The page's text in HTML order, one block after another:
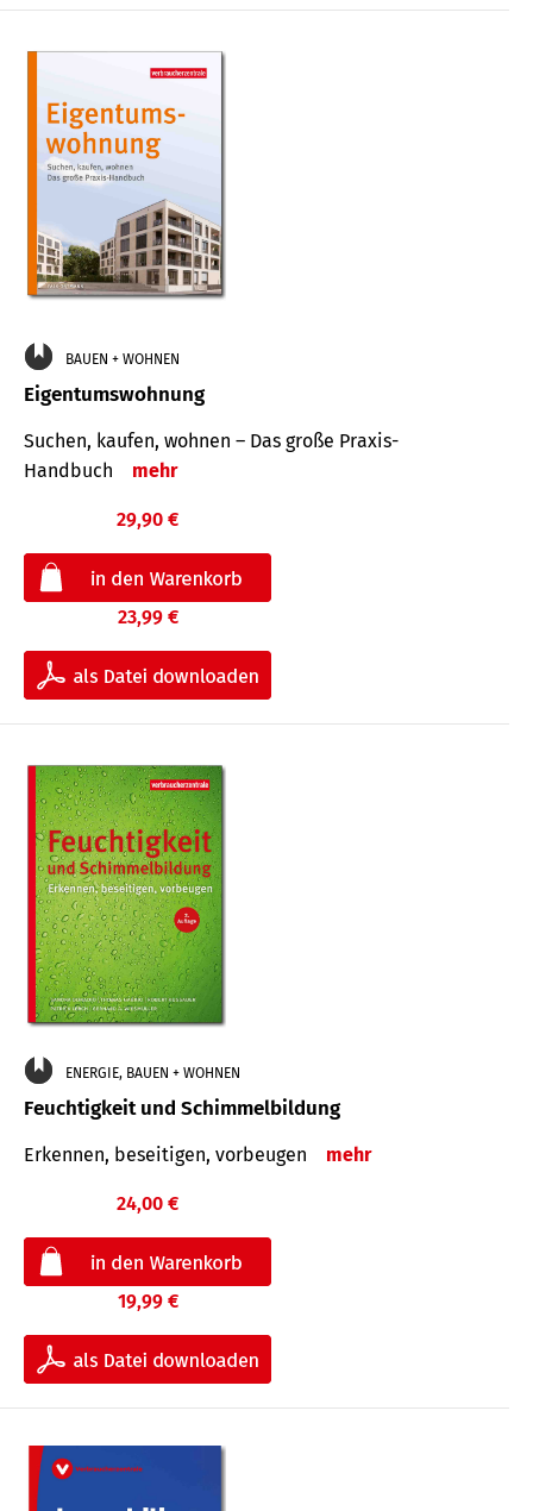
BAUEN + WOHNEN
Eigentumswohnung
Suchen, kaufen, wohnen – Das große Praxis-
Handbuch
mehr
29,90 €
23,99 €
ENERGIE, BAUEN + WOHNEN
Feuchtigkeit und Schimmelbildung
Erkennen, beseitigen, vorbeugen mehr
24,00 €
19,99 €